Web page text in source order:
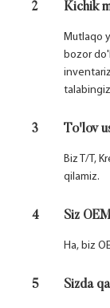
2 Kichik
Mutlaqo
bozor
3 To'lov
Biz T/T,
qilamiz.
4 Siz
Ha, biz
5 Sizda